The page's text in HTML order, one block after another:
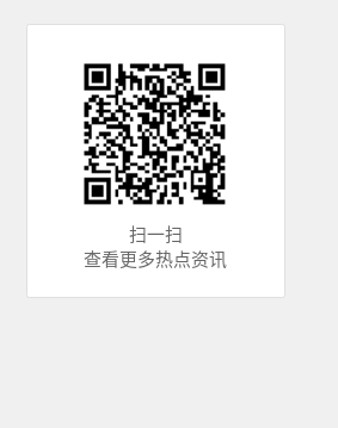
扫一扫
查看更多热点资讯